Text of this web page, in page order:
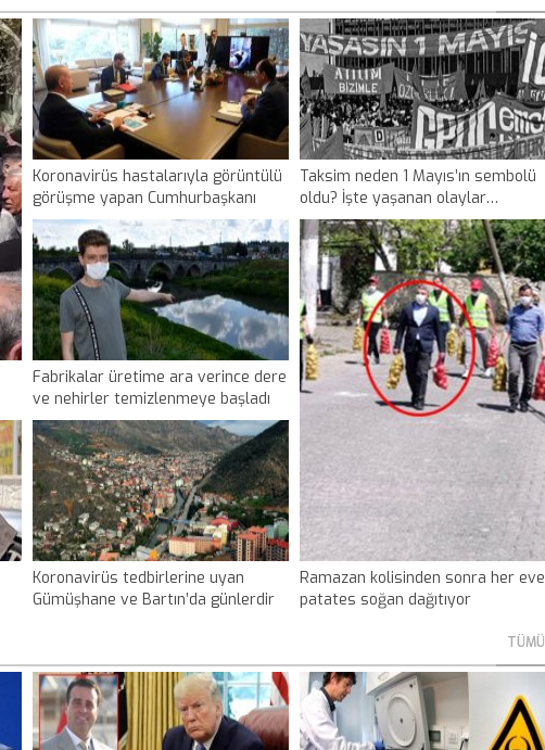
Koronavirüs hastalarıyla görüntülü
görüşme yapan Cumhurbaşkanı
Erdoğan müjdeyi verdi
Fabrikalar üretime ara verince dere
ve nehirler temizlenmeye başladı
Koronavirüs tedbirlerine uyan
Gümüşhane ve Bartın’da günlerdir
Taksim neden 1 Mayıs’ın sembolü
oldu? İşte yaşanan olaylar…
Ramazan kolisinden sonra her eve
patates soğan dağıtıyor
TÜMÜ